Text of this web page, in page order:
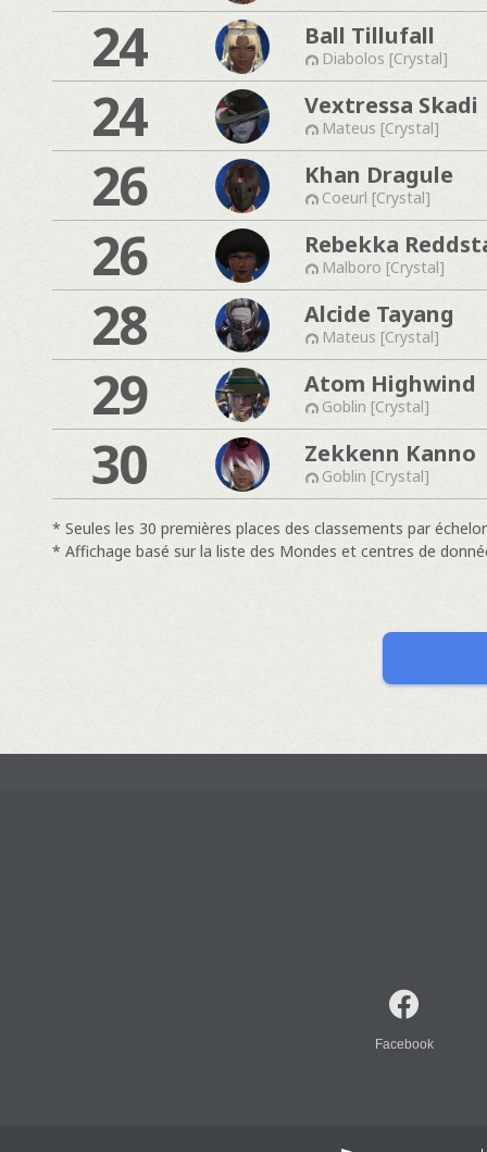
24 Ball Tillufall
Diabolos [Crystal]
24 Vextressa Skadi
Mateus [Crystal]
26 Khan Dragule
Coeurl [Crystal]
26 Rebekka
Malboro [Crystal]
28 Alcide Tayang
Mateus [Crystal]
29 Atom Highwind
Goblin [Crystal]
30 Zekkenn Kanno
Goblin [Crystal]
* Seules les 30 premières places des classements par
* Affichage basé sur la liste des Mondes et centres de
Facebook